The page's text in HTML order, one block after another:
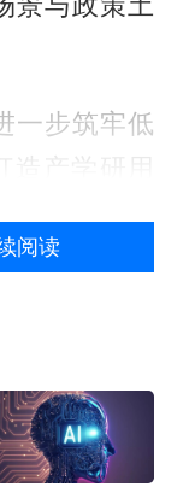
景与政策土
一步筑牢低
造产学研用
优化配置，
空安防能力
绍，三方从
阅读